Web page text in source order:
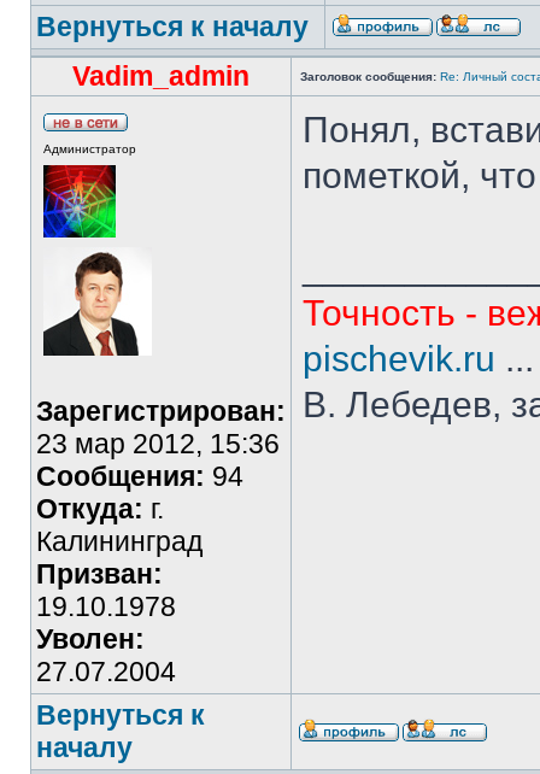
Вернуться к началу
Vadim_admin
Заголовок сообщения: Re: Личный
Администратор
Зарегистрирован:
23 мар 2012, 15:36
Сообщения: 94
Откуда: г.
Калининград
Призван:
19.10.1978
Уволен:
27.07.2004
Понял,
пометкой,
Точность -
pischevik.ru
В. Лебедев,
Вернуться к
началу